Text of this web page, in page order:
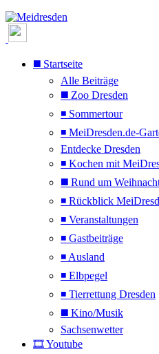
◼️ Startseite
Alle Beiträge
◼️ Zoo Dresden
◾ Sommertour
◾ MeiDresden.de-
Entdecke Dresden
◾ Kochen mit
◼️ Rund um
◾ Rückblick
◾ Veranstaltungen
◾ Gastbeiträge
◾ Ausland
◾ Elbpegel
◾ Tierrettung Dresden
◼️ Kino/Musik
Sachsenwetter
🎞️ Youtube